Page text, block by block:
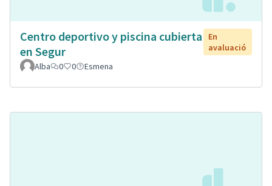
Centro deportivo y piscina cubierta
en Segur
En
avaluació
Alba
0 0 Esmena